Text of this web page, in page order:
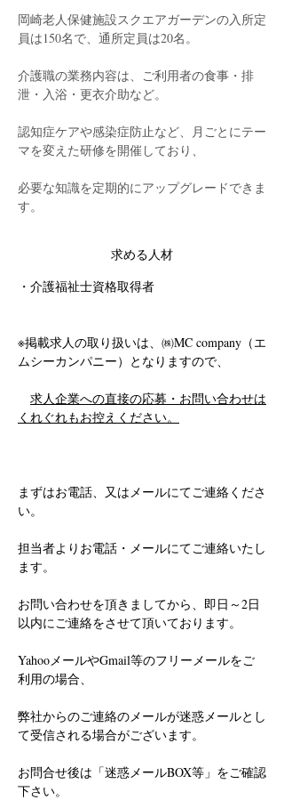
岡崎老人保健施設スクエアガーデンの入所定
員は150名で、通所定員は20名。
介護職の業務内容は、ご利用者の食事・排
泄・入浴・更衣介助など。
認知症ケアや感染症防止など、月ごとにテー
マを変えた研修を開催しており、
必要な知識を定期的にアップグレードできま
す。
求める人材
・介護福祉士資格取得者
※掲載求人の取り扱いは、㈱MC company（エ
ムシーカンパニー）となりますので、
求人企業への直接の応募・お問い合わせは
くれぐれもお控えください。
まずはお電話、又はメールにてご連絡くださ
い。
担当者よりお電話・メールにてご連絡いたし
ます。
お問い合わせを頂きましてから、即日～2日
以内にご連絡をさせて頂いております。
YahooメールやGmail等のフリーメールをご
利用の場合、
弊社からのご連絡のメールが迷惑メールとし
て受信される場合がございます。
お問合せ後は「迷惑メールBOX等」をご確認
下さい。